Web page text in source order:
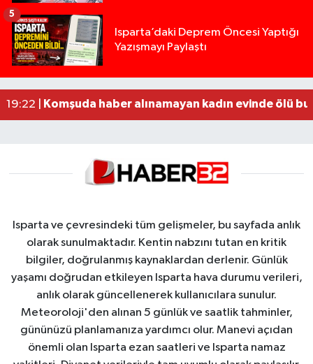
Isparta’daki Deprem Öncesi Yaptığı
Yazışmayı Paylaştı
5
13:00 |Yığılca'da kardeşler arasındaki silahlı kavgada
12:48 |Tur teknesi çalışanlarının birbirine girdiği kavga
02:26 |MOTOSİKLETLE ÇARPIŞAN OTOMOBİL GÜL
19:22 |
Komşuda haber alınamayan kadın evinde ölü
Isparta ve çevresindeki tüm gelişmeler, bu sayfada anlık
olarak sunulmaktadır. Kentin nabzını tutan en kritik
bilgiler, doğrulanmış kaynaklardan derlenir. Günlük
yaşamı doğrudan etkileyen Isparta hava durumu verileri,
anlık olarak güncellenerek kullanıcılara sunulur.
Meteoroloji'den alınan 5 günlük ve saatlik tahminler,
gününüzü planlamanıza yardımcı olur. Manevi açıdan
önemli olan Isparta ezan saatleri ve Isparta namaz